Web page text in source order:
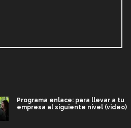
Programa enlace: para llevar a tu
empresa al siguiente nivel (video)